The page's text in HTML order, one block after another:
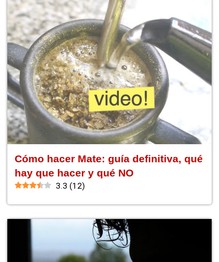
Cómo hacer Mate: guía definitiva, qué
hay que hacer y qué NO
3.3 (12)